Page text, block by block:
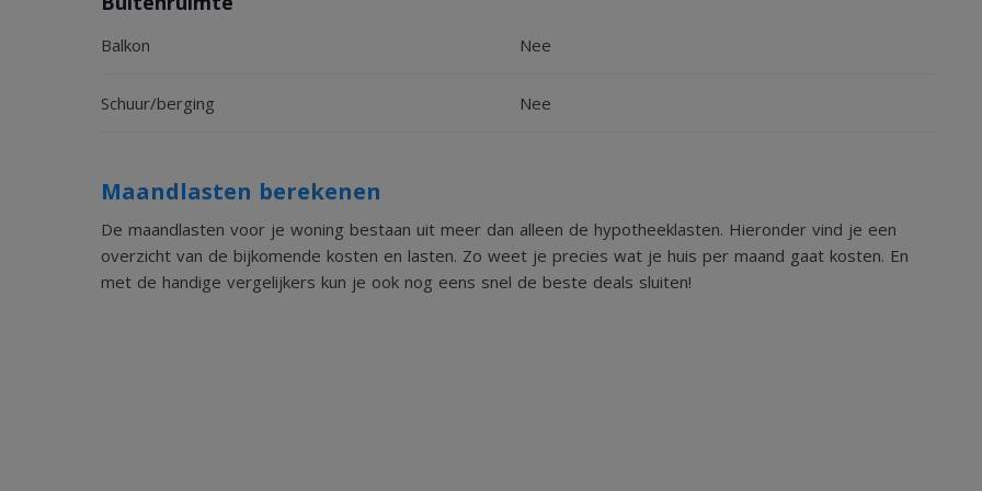
onvolledigheid, onjuistheid of anderszins, dan wel de gevolgen daarvan. Maatvoeringen en oppervlakten zijn
indicatief.
Balkon Nee
Schuur/berging Nee
Maandlasten berekenen
De maandlasten voor je woning bestaan uit meer dan alleen de hypotheeklasten. Hieronder vind je een
overzicht van de bijkomende kosten en lasten. Zo weet je precies wat je huis per maand gaat kosten. En
met de handige vergelijkers kun je ook nog eens snel de beste deals sluiten!